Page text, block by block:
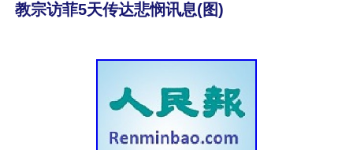
教宗访菲5天传达悲悯讯息(图)